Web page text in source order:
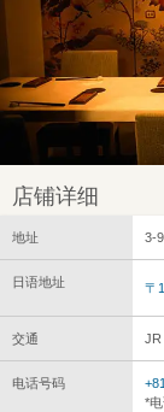
店铺详细
地址 3-
日语地址 〒
交通 JR
电话号码
*